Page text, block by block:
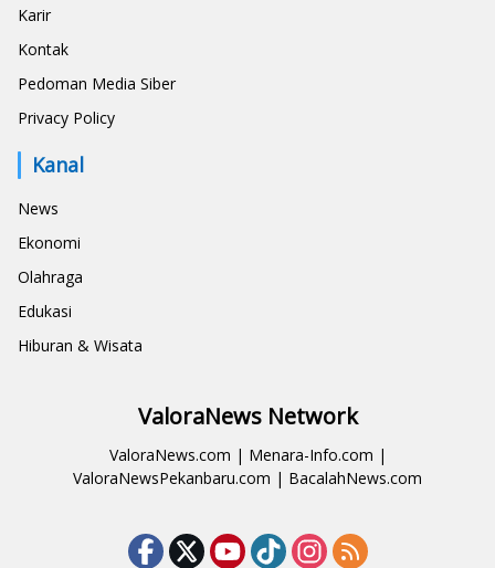
Karir
Kontak
Pedoman Media Siber
Privacy Policy
Kanal
News
Ekonomi
Olahraga
Edukasi
Hiburan & Wisata
ValoraNews Network
ValoraNews.com | Menara-Info.com |
ValoraNewsPekanbaru.com | BacalahNews.com